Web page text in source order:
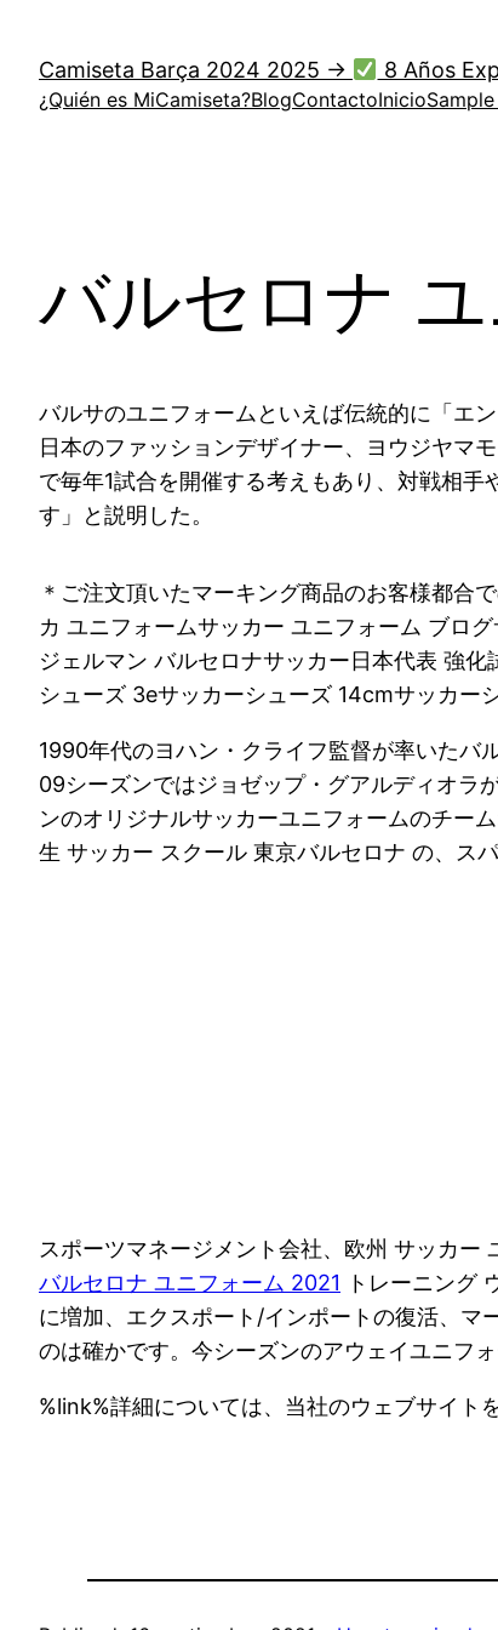
contenido
Camiseta Barça 2024 2025 → 8 Años
¿Quién es MiCamiseta?BlogContactoInicio
バルセロナ
バルサのユニフォームといえば伝統的に「エ
日本のファッションデザイナー、ヨウジヤマ
で毎年1試合を開催する考えもあり、対戦相
す」と説明した。
＊ご注文頂いたマーキング商品のお客様都合
カ ユニフォームサッカー ユニフォーム ブロ
ジェルマン バルセロナサッカー日本代表 強
シューズ 3eサッカーシューズ 14cmサッカー
1990年代のヨハン・クライフ監督が率いたバ
09シーズンではジョゼップ・グアルディオラ
ンのオリジナルサッカーユニフォームのチー
生 サッカー スクール 東京バルセロナ の、スパ
スポーツマネージメント会社、欧州 サッカー
バルセロナ ユニフォーム 2021 トレーニング
に増加、エクスポート/インポートの復活、マ
のは確かです。今シーズンのアウェイユニフ
%link%詳細については、当社のウェブサイト